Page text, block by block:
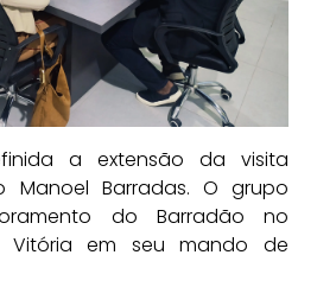
a extensão da visita
Manoel Barradas. O grupo
do Barradão no
Vitória em seu mando de